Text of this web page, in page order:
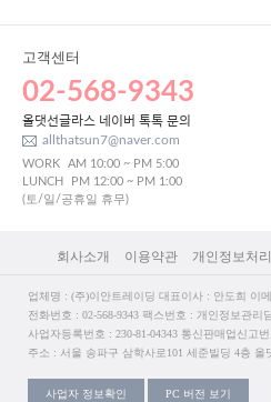
고객센터
02-568-9343
올댓선글라스 네이버 톡톡 문의
allthatsun7@naver.com
WORK
AM 10:00 ~ PM 5:00
LUNCH
PM 12:00 ~ PM 1:00
(토/일/공휴일 휴무)
회사소개 이용약관 개인정보처
업체명 : (주)이안트레이딩 대표이사 : 안도희 이메
전화번호 : 02-568-9343 팩스번호 : 개인정보관리
사업자등록번호 : 230-81-04343 통신판매업신고
주소 : 서울 송파구 삼학사로101 세준빌딩 4층 올
사업자 정보확인 PC 버전 보기